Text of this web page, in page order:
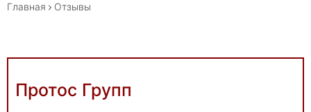
Главная Отзывы
Протос Групп